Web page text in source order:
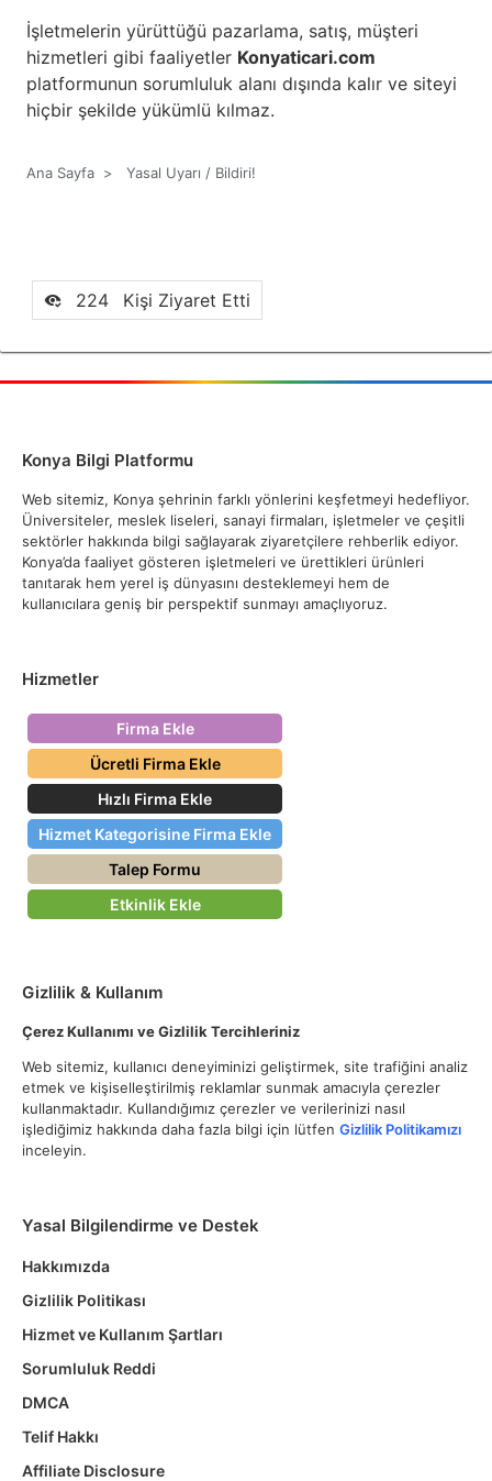
İşletmelerin yürüttüğü pazarlama, satış, müşteri
hizmetleri gibi faaliyetler Konyaticari.com
platformunun sorumluluk alanı dışında kalır ve siteyi
hiçbir şekilde yükümlü kılmaz.
Ana Sayfa > Yasal Uyarı / Bildiri!
224 Kişi Ziyaret Etti
Konya Bilgi Platformu
Web sitemiz, Konya şehrinin farklı yönlerini keşfetmeyi hedefliyor.
Üniversiteler, meslek liseleri, sanayi firmaları, işletmeler ve çeşitli
sektörler hakkında bilgi sağlayarak ziyaretçilere rehberlik ediyor.
Konya’da faaliyet gösteren işletmeleri ve ürettikleri ürünleri
tanıtarak hem yerel iş dünyasını desteklemeyi hem de
kullanıcılara geniş bir perspektif sunmayı amaçlıyoruz.
Hizmetler
Firma Ekle
Ücretli Firma Ekle
Hızlı Firma Ekle
Hizmet Kategorisine Firma Ekle
Talep Formu
Etkinlik Ekle
Gizlilik & Kullanım
Çerez Kullanımı ve Gizlilik Tercihleriniz
Web sitemiz, kullanıcı deneyiminizi geliştirmek, site trafiğini analiz
etmek ve kişiselleştirilmiş reklamlar sunmak amacıyla çerezler
kullanmaktadır. Kullandığımız çerezler ve verilerinizi nasıl
işlediğimiz hakkında daha fazla bilgi için lütfen Gizlilik Politikamızı
inceleyin.
Yasal Bilgilendirme ve Destek
Hakkımızda
Gizlilik Politikası
Hizmet ve Kullanım Şartları
Sorumluluk Reddi
DMCA
Telif Hakkı
Affiliate Disclosure